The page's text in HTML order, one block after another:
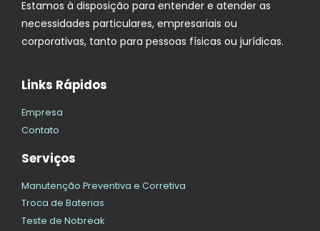
Estamos à disposição para entender e atender as
necessidades particulares, empresariais ou
corporativas, tanto para pessoas físicas ou jurídicas.
Links Rápidos
Empresa
Contato
Serviços
Manutenção Preventiva e Corretiva
Troca de Baterias
Teste de Nobreak